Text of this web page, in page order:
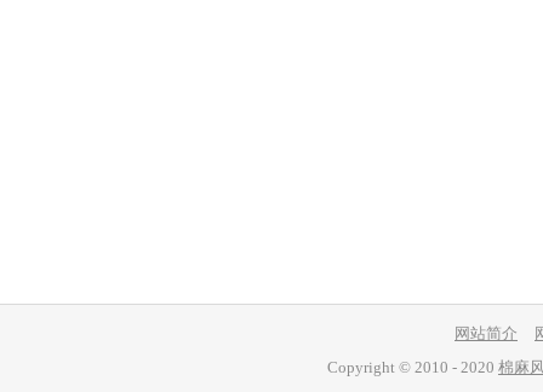
网站简介
Copyright © 2010 - 2020 棉麻